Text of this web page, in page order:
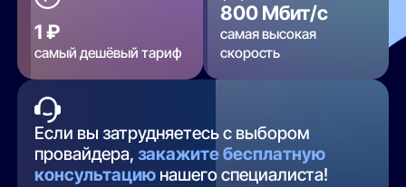
1 ₽
самый дешёвый тариф
800 Мбит/с
самая высокая
скорость
Если вы затрудняетесь с выбором
провайдера,закажите бесплатную
консультацию нашего специалиста!